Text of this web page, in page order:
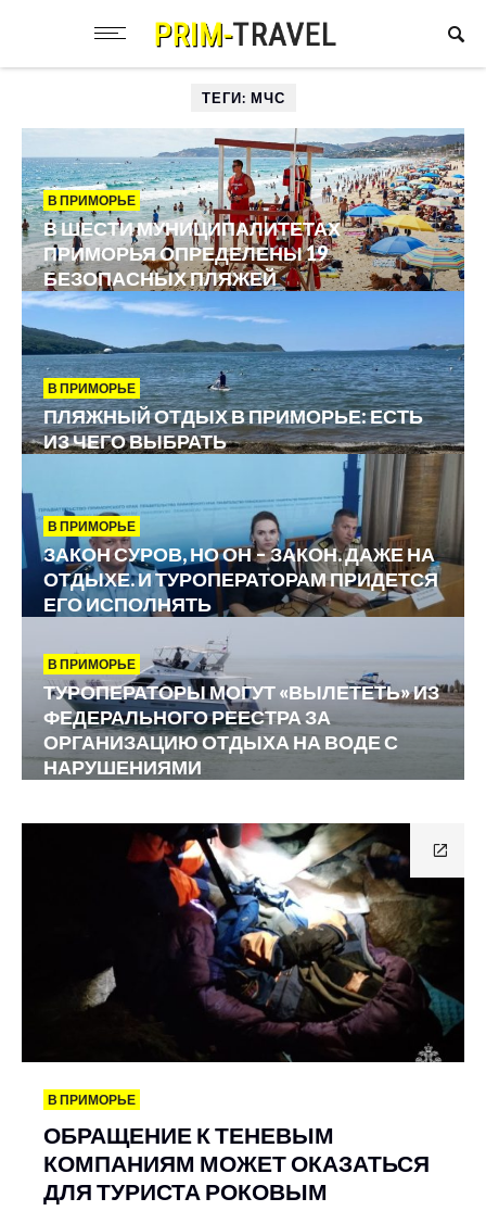
ТЕГИ: МЧС
В ПРИМОРЬЕ
В ШЕСТИ МУНИЦИПАЛИТЕТАХ
ПРИМОРЬЯ ОПРЕДЕЛЕНЫ 19
БЕЗОПАСНЫХ ПЛЯЖЕЙ
В ПРИМОРЬЕ
ПЛЯЖНЫЙ ОТДЫХ В ПРИМОРЬЕ: ЕСТЬ
ИЗ ЧЕГО ВЫБРАТЬ
В ПРИМОРЬЕ
ЗАКОН СУРОВ, НО ОН – ЗАКОН. ДАЖЕ НА
ОТДЫХЕ. И ТУРОПЕРАТОРАМ ПРИДЕТСЯ
ЕГО ИСПОЛНЯТЬ
В ПРИМОРЬЕ
ТУРОПЕРАТОРЫ МОГУТ «ВЫЛЕТЕТЬ» ИЗ
ФЕДЕРАЛЬНОГО РЕЕСТРА ЗА
ОРГАНИЗАЦИЮ ОТДЫХА НА ВОДЕ С
НАРУШЕНИЯМИ
В ПРИМОРЬЕ
ОБРАЩЕНИЕ К ТЕНЕВЫМ
КОМПАНИЯМ МОЖЕТ ОКАЗАТЬСЯ
ДЛЯ ТУРИСТА РОКОВЫМ